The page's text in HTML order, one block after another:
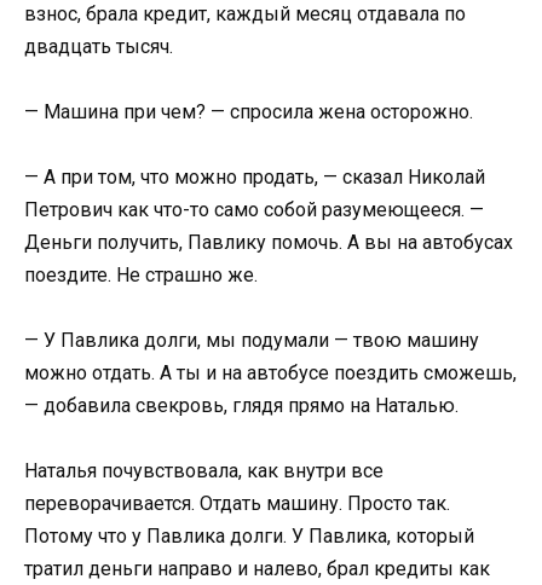
взнос, брала кредит, каждый месяц отдавала по
двадцать тысяч.
— Машина при чем? — спросила жена осторожно.
— А при том, что можно продать, — сказал Николай
Петрович как что-то само собой разумеющееся. —
Деньги получить, Павлику помочь. А вы на автобусах
поездите. Не страшно же.
— У Павлика долги, мы подумали — твою машину
можно отдать. А ты и на автобусе поездить сможешь,
— добавила свекровь, глядя прямо на Наталью.
Наталья почувствовала, как внутри все
переворачивается. Отдать машину. Просто так.
Потому что у Павлика долги. У Павлика, который
тратил деньги направо и налево, брал кредиты как